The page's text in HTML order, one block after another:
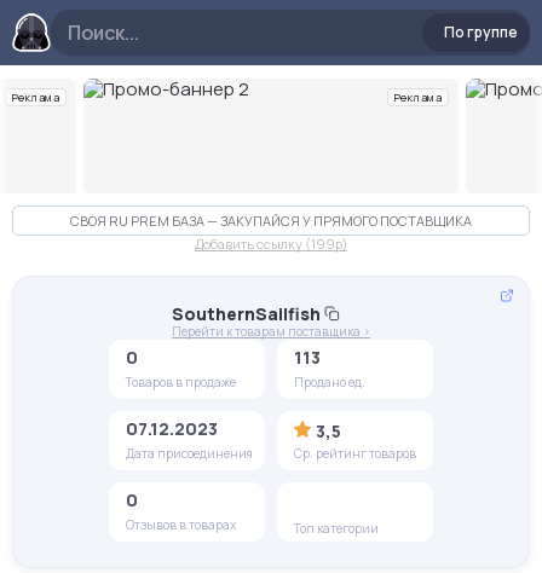
По группе
Реклама Реклама
Слайд 2 из 10
СВОЯ RU PREM БАЗА — ЗАКУПАЙСЯ У ПРЯМОГО ПОСТАВЩИКА
Добавить ссылку (199p)
SouthernSailfish
Перейти к товарам поставщика >
0
Товаров в продаже
113
Продано ед.
07.12.2023
Дата присоединения
3,5
Ср. рейтинг товаров
0
Отзывов в товарах Топ категории